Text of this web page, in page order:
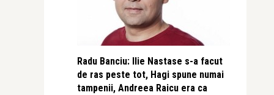
Radu Banciu: Ilie Nastase s-a facut
de ras peste tot, Hagi spune numai
tampenii, Andreea Raicu era ca